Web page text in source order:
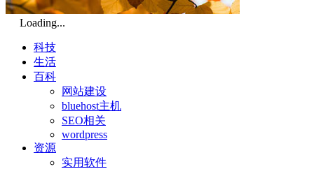
Loading...
科技
生活
百科
网站建设
bluehost主机
SEO相关
wordpress
资源
实用软件